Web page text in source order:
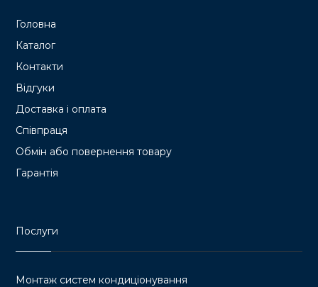
Головна
Каталог
Контакти
Відгуки
Доставка і оплата
Співпраця
Обмін або повернення товару
Гарантія
Послуги
Монтаж систем кондиціонування